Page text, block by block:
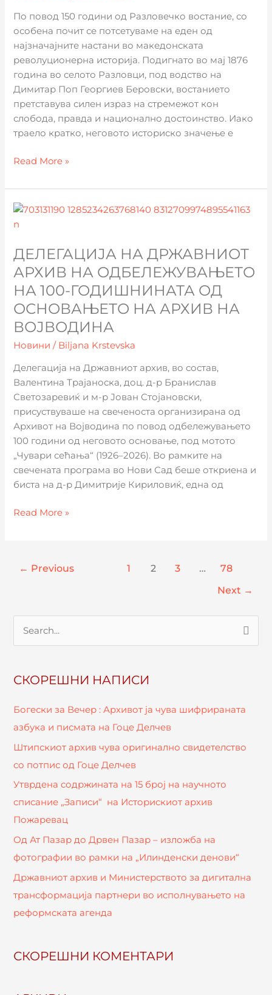
По повод 150 години од Разловечко востание, со
особена почит се потсетуваме на еден од
најзначајните настани во македонската
револуционерна историја. Подигнато во мај 1876
година во селото Разловци, под водство на
Димитар Поп Георгиев Беровски, востанието
претставува силен израз на стремежот кон
слобода, правда и национално достоинство. Иако
траело кратко, неговото историско значење е
Read More »
​ДЕЛЕГАЦИЈА НА ДРЖАВНИОТ
АРХИВ НА ОДБЕЛЕЖУВАЊЕТО
НА 100-ГОДИШНИНАТА ОД
ОСНОВАЊЕТО НА АРХИВ НА
ВОЈВОДИНА
Новини / Biljana Krstevska
Делегација на Државниот архив, во состав,
Валентина Трајаноска, доц. д-р Бранислав
Светозаревиќ и м-р Јован Стојановски,
присуствуваше на свеченоста организирана од
Архивот на Војводина по повод одбележувањето
100 години од неговото основање, под мотото
„Чувари сећања“ (1926–2026). Во рамките на
свечената програма во Нови Сад беше откриена и
биста на д-р Димитрије Кириловиќ, една од
Делегација
Државниот
архив
одбележувањето
на
100-
годишнината
основањето
на
Архив
на
Војводина
Read More »
← Previous 1 2 3 …
78
Next →
б
а
СКОРЕШНИ НАПИСИ
Богески за Вечер : Архивот ја чува шифрираната
азбука и писмата на Гоце Делчев
Штипскиот архив чува оригинално свидетелство
со потпис од Гоце Делчев
Утврдена содржината на 15 број на научното
списание „Записи“ на Историскиот архив
Пожаревац
Од Ат Пазар до Дрвен Пазар – изложба на
фотографии во рамки на „Илинденски денови“
Државниот архив и Министерството за дигитална
трансформација партнери во исполнувањето на
реформската агенда
СКОРЕШНИ КОМЕНТАРИ